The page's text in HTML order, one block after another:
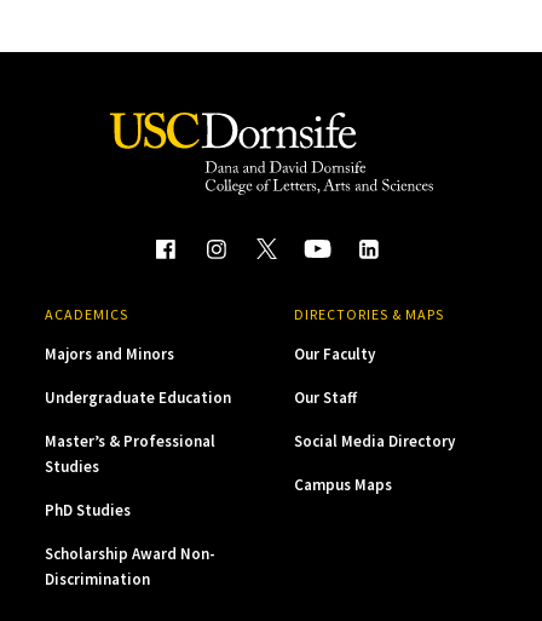
ACADEMICS
Majors and Minors
Undergraduate Education
Master’s & Professional
Studies
PhD Studies
Scholarship Award Non-
Discrimination
DIRECTORIES & MAPS
Our Faculty
Our Staff
Social Media Directory
Campus Maps